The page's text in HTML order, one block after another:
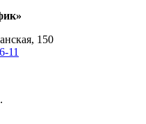
150
11